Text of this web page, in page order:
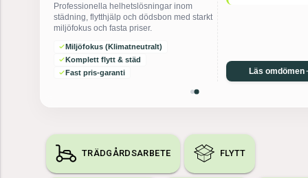
Professionella helhetslösningar inom
städning, flytthjälp och dödsbon med starkt
miljöfokus och fasta priser.
Miljöfokus (Klimatneutralt)
Komplett flytt & städ
Fast pris-garanti
Läs omdömen
TRÄDGÅRDSARBETE FLYTT